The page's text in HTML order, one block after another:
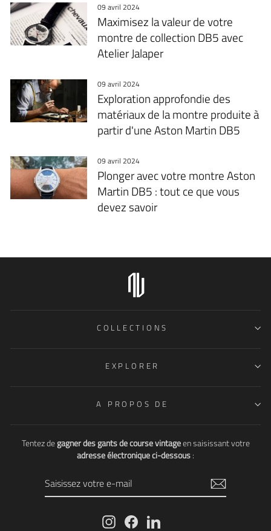
09 avril 2024
Maximisez la valeur de votre
montre de collection DB5 avec
Atelier Jalaper
09 avril 2024
Exploration approfondie des
matériaux de la montre produite à
partir d'une Aston Martin DB5
09 avril 2024
Plonger avec votre montre Aston
Martin DB5 : tout ce que vous
devez savoir
COLLECTIONS
EXPLORER
A PROPOS DE
Tentez degagner des gants de course vintageen saisissant votre
adresse électronique ci-dessous:
InstagramFacebookLinkedIn